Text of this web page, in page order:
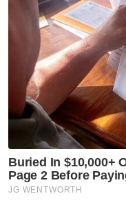
pembangkang
Peruntukan
ADUN itu, tidak
politik di Perak.
Manakala pada
mengumumkan
Sejahtera 2030,
asas memandu
pembangunan